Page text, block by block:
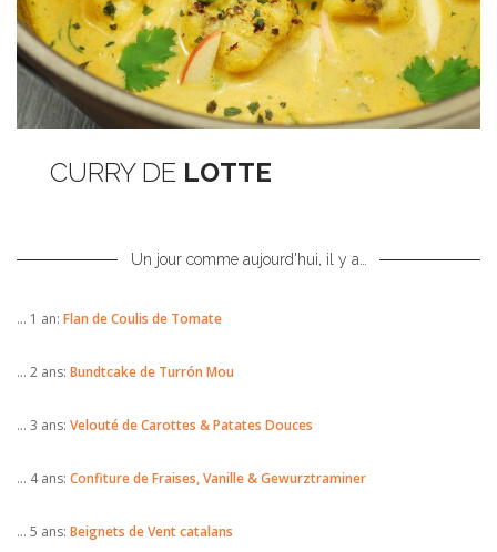
CURRY DE LOTTE
Un jour comme aujourd'hui, il y a…
… 1 an: Flan de Coulis de Tomate
… 2 ans: Bundtcake de Turrón Mou
… 3 ans: Velouté de Carottes & Patates Douces
… 4 ans: Confiture de Fraises, Vanille & Gewurztraminer
… 5 ans: Beignets de Vent catalans